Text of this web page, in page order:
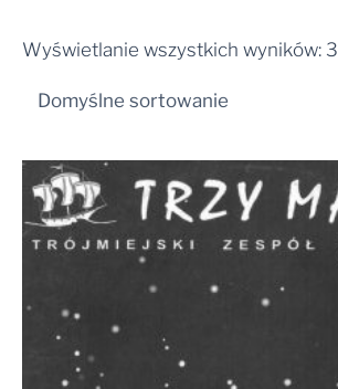
Wyświetlanie wszystkich wyników: 3